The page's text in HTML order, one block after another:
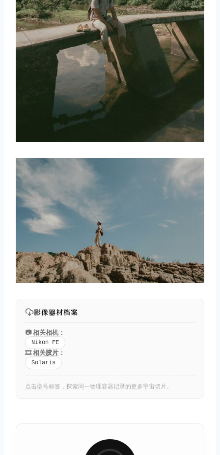
影像器材档案
📷 相关相机：
Nikon FE
🎞️ 相关胶片 ：
Solaris
点击型号标签，探索同一物理容器记录的更多宇宙切片。
取消